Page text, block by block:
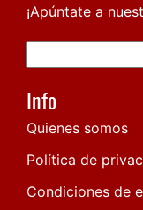
¡Apúntate a
Info
Quienes somos
Política de
Condiciones de